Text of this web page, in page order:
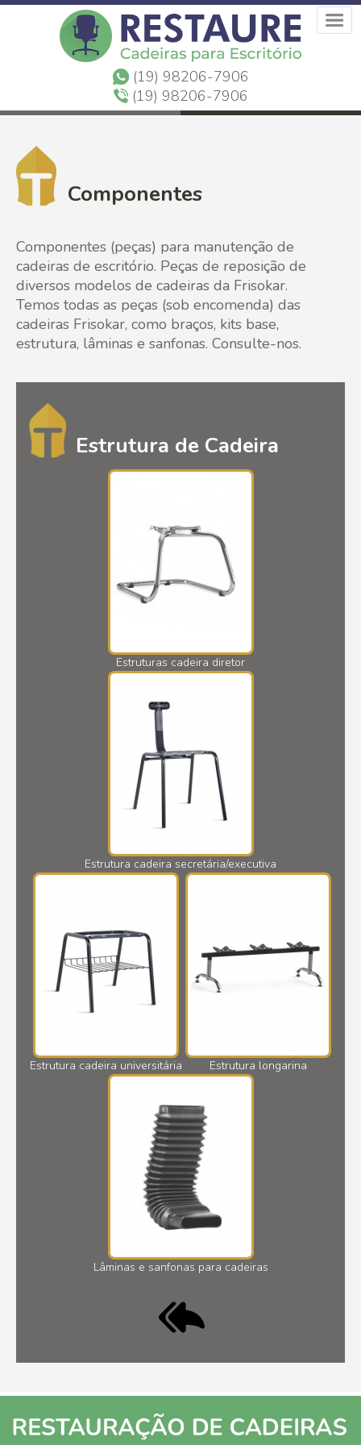
(19) 98206-7906
(19) 98206-7906
Componentes
Componentes (peças) para manutenção de
cadeiras de escritório. Peças de reposição de
diversos modelos de cadeiras da Frisokar.
Temos todas as peças (sob encomenda) das
cadeiras Frisokar, como braços, kits base,
estrutura, lâminas e sanfonas. Consulte-nos.
Estrutura de Cadeira
Estruturas cadeira diretor
Estrutura cadeira secretária/executiva
Estrutura cadeira universitária Estrutura longarina
Lâminas e sanfonas para cadeiras